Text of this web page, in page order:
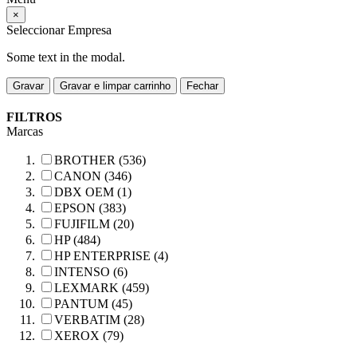
×
Seleccionar Empresa
Some text in the modal.
Gravar Gravar e limpar carrinho Fechar
FILTROS
Marcas
BROTHER (536)
CANON (346)
DBX OEM (1)
EPSON (383)
FUJIFILM (20)
HP (484)
HP ENTERPRISE (4)
INTENSO (6)
LEXMARK (459)
PANTUM (45)
VERBATIM (28)
XEROX (79)